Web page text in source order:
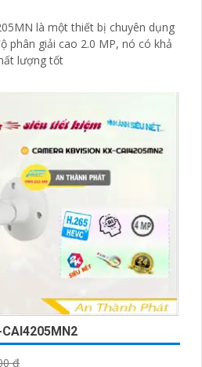
là một thiết bị chuyên dụng
lượng tốt
CAI4205MN2
₫